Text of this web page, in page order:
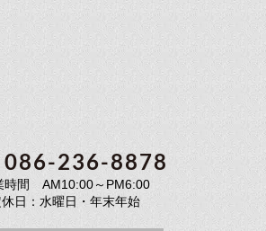
086-236-8878
時間 AM10:00～PM6:00
休日：水曜日・年末年始